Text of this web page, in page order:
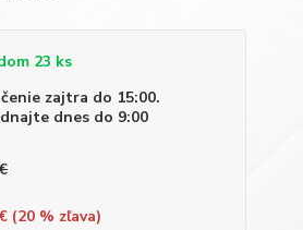
23 ks
zajtra do 15:00.
dnes do 9:00
(20% zľava)